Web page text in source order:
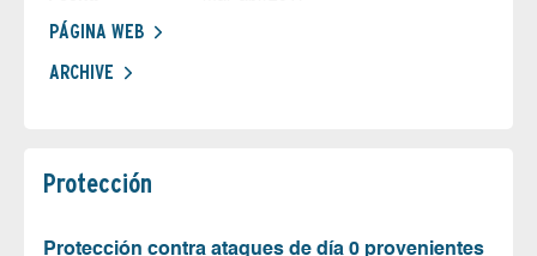
PÁGINA WEB
ARCHIVE
Protección
Protección contra ataques de día 0 provenientes